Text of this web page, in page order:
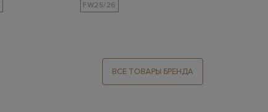
FW25/26
ВСЕ ТОВАРЫ БРЕНДА